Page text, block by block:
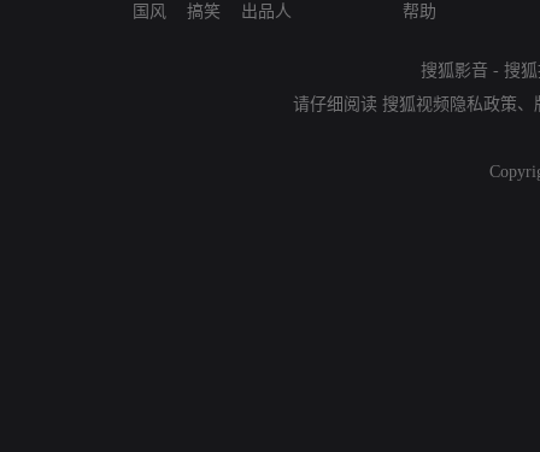
国风
搞笑
出品人
帮助
搜狐影音 - 搜
请仔细阅读 搜狐视频隐私政策、